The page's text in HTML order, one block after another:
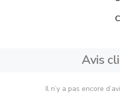
Avis
Il n’y a pas encore